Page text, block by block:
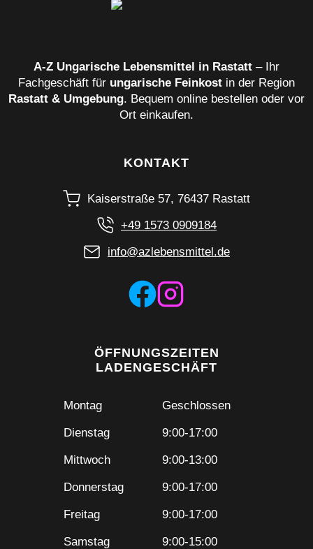
A‑Z Ungarische Lebensmittel in Rastatt – Ihr
Fachgeschäft für ungarische Feinkost in der Region
Rastatt & Umgebung. Bequem online bestellen oder vor
Ort einkaufen.
KONTAKT
Kaiserstraße 57, 76437 Rastatt
+49 1573 0909184
info@azlebensmittel.de
ÖFFNUNGSZEITEN
LADENGESCHÄFT
Montag Geschlossen
Dienstag 9:00-17:00
Mittwoch 9:00-13:00
Donnerstag 9:00-17:00
Freitag 9:00-17:00
Samstag 9:00-15:00